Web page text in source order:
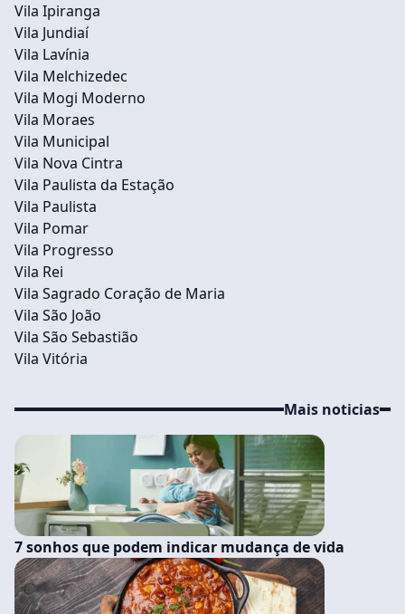
Vila Ipiranga
Vila Jundiaí
Vila Lavínia
Vila Melchizedec
Vila Mogi Moderno
Vila Moraes
Vila Municipal
Vila Nova Cintra
Vila Paulista da Estação
Vila Paulista
Vila Pomar
Vila Progresso
Vila Rei
Vila Sagrado Coração de Maria
Vila São João
Vila São Sebastião
Vila Vitória
Mais noticias
7 sonhos que podem indicar mudança de vida